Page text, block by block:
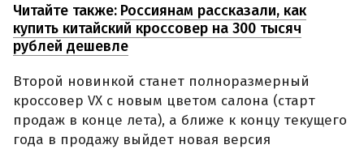
Читайте также: Россиянам рассказали, как
купить китайский кроссовер на 300 тысяч
рублей дешевле
Второй новинкой станет полноразмерный
кроссовер VX с новым цветом салона (старт
продаж в конце лета), а ближе к концу текущего
года в продажу выйдет новая версия